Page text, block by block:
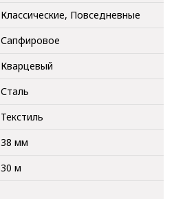
Классические, Повседневные
Сапфировое
Кварцевый
Сталь
Текстиль
38 мм
30 м